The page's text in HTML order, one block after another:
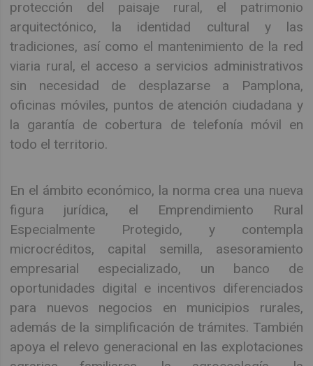
protección del paisaje rural, el patrimonio
arquitectónico, la identidad cultural y las
tradiciones, así como el mantenimiento de la red
viaria rural, el acceso a servicios administrativos
sin necesidad de desplazarse a Pamplona,
oficinas móviles, puntos de atención ciudadana y
la garantía de cobertura de telefonía móvil en
todo el territorio.
En el ámbito económico, la norma crea una nueva
figura jurídica, el Emprendimiento Rural
Especialmente Protegido, y contempla
microcréditos, capital semilla, asesoramiento
empresarial especializado, un banco de
oportunidades digital e incentivos diferenciados
para nuevos negocios en municipios rurales,
además de la simplificación de trámites. También
apoya el relevo generacional en las explotaciones